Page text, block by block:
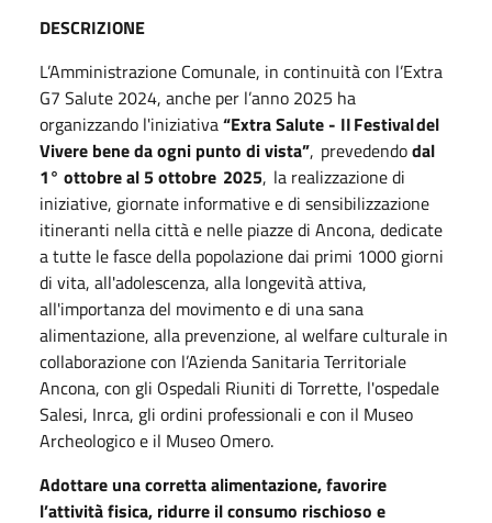
DESCRIZIONE
L’Amministrazione Comunale, in continuità con l’Extra
G7 Salute 2024, anche per l’anno 2025 ha
organizzando l'iniziativa“Extra Salute - II Festival del
Vivere bene da ogni punto di vista”, prevedendodal
1° ottobre al 5 ottobre 2025, la realizzazione di
iniziative, giornate informative e di sensibilizzazione
itineranti nella città e nelle piazze di Ancona, dedicate
a tutte le fasce della popolazione dai primi 1000 giorni
di vita, all'adolescenza, alla longevità attiva,
all'importanza del movimento e di una sana
alimentazione, alla prevenzione, al welfare culturale in
collaborazione con l’Azienda Sanitaria Territoriale
Ancona, con gli Ospedali Riuniti di Torrette, l'ospedale
Salesi, Inrca, gli ordini professionali e con il Museo
Archeologico e il Museo Omero.
Adottare una corretta alimentazione, favorire
l’attività fisica, ridurre il consumo rischioso e